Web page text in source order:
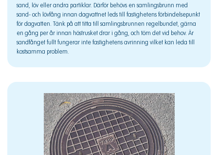
sand, löv eller andra partiklar. Därför behövs en samlingsbrunn med
sand- och lövfång innan dagvattnet leds till fastighetens förbindelsepunkt
för dagvatten. Tänk på att titta till samlingsbrunnen regelbundet, gärna
en gång per år innan höstrusket drar i gång, och töm det vid behov. Är
sandfånget fullt fungerar inte fastighetens avrinning vilket kan leda till
kostsamma problem.